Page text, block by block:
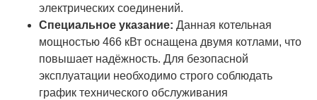
электрических соединений.
Специальное указание: Данная котельная
мощностью 466 кВт оснащена двумя котлами, что
повышает надёжность. Для безопасной
эксплуатации необходимо строго соблюдать
график технического обслуживания